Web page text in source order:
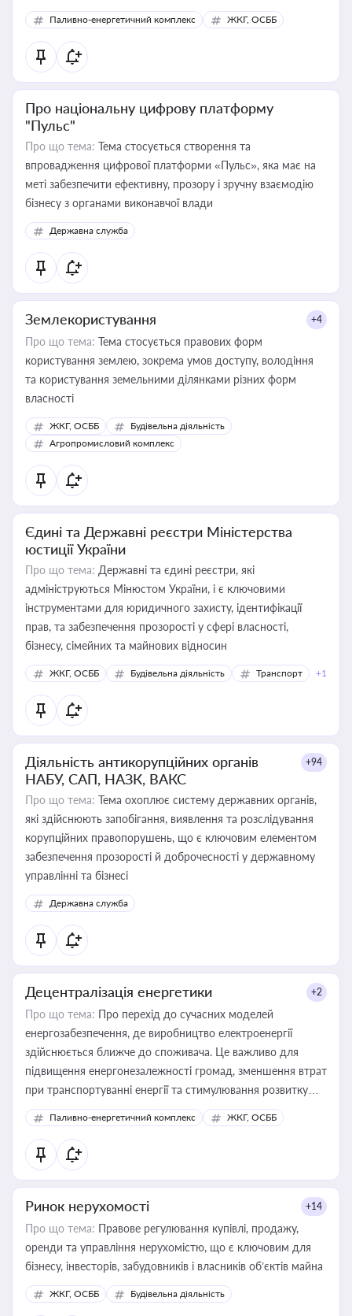
Паливно-енергетичний комплекс ЖКГ, ОСББ
Про національну цифрову платформу
"Пульс"
Про що тема: Тема стосується створення та
впровадження цифрової платформи «Пульс», яка має на
меті забезпечити ефективну, прозору і зручну взаємодію
бізнесу з органами виконавчої влади
Державна служба
Землекористування +4
Про що тема: Тема стосується правових форм
користування землею, зокрема умов доступу, володіння
та користування земельними ділянками різних форм
власності
ЖКГ, ОСББ
Будівельна діяльність
Агропромисловий комплекс
Єдині та Державні реєстри Міністерства
юстиції України
Про що тема: Державні та єдині реєстри, які
адмініструються Мінюстом України, і є ключовими
інструментами для юридичного захисту, ідентифікації
прав, та забезпечення прозорості у сфері власності,
бізнесу, сімейних та майнових відносин
ЖКГ, ОСББ Будівельна діяльність Транспорт +1
Діяльність антикорупційних органів
НАБУ, САП, НАЗК, ВАКС
+94
Про що тема: Тема охоплює систему державних органів,
які здійснюють запобігання, виявлення та розслідування
корупційних правопорушень, що є ключовим елементом
забезпечення прозорості й доброчесності у державному
управлінні та бізнесі
Державна служба
Децентралізація енергетики +2
Про що тема: Про перехід до сучасних моделей
енергозабезпечення, де виробництво електроенергії
здійснюється ближче до споживача. Це важливо для
підвищення енергонезалежності громад, зменшення втрат
при транспортуванні енергії та стимулювання розвитку
відновлюваних джерел
Паливно-енергетичний комплекс ЖКГ, ОСББ
Ринок нерухомості +14
Про що тема: Правове регулювання купівлі, продажу,
оренди та управління нерухомістю, що є ключовим для
бізнесу, інвесторів, забудовників і власників об’єктів майна
ЖКГ, ОСББ Будівельна діяльність